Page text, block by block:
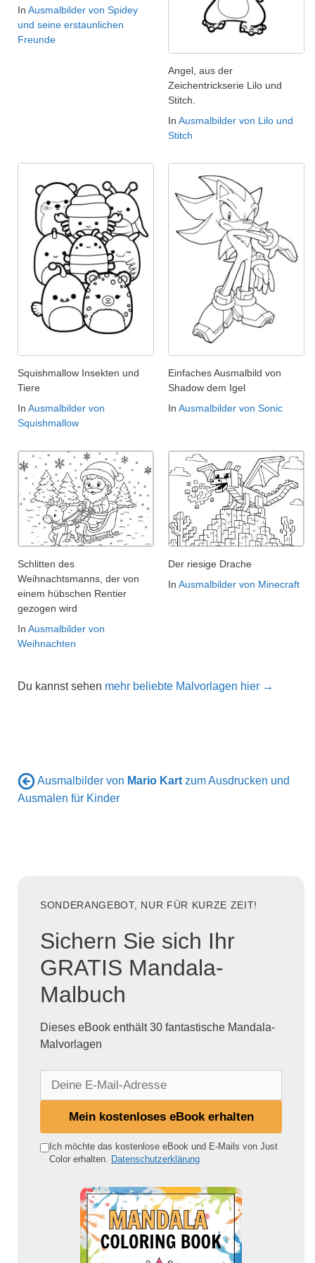
In Ausmalbilder von Spidey
und seine erstaunlichen
Freunde
Angel, aus der
Zeichentrickserie Lilo und
Stitch.
In Ausmalbilder von Lilo und
Stitch
Squishmallow Insekten und
Tiere
In Ausmalbilder von
Squishmallow
Einfaches Ausmalbild von
Shadow dem Igel
In Ausmalbilder von Sonic
Schlitten des
Weihnachtsmanns, der von
einem hübschen Rentier
gezogen wird
In Ausmalbilder von
Weihnachten
Der riesige Drache
In Ausmalbilder von Minecraft
Du kannst sehen mehr beliebte Malvorlagen hier →
Ausmalbilder von Mario Kart zum Ausdrucken und
Ausmalen für Kinder
SONDERANGEBOT, NUR FÜR KURZE ZEIT!
Sichern Sie sich Ihr
GRATIS Mandala-
Malbuch
Dieses eBook enthält 30 fantastische Mandala-
Malvorlagen
e
Mein kostenloses eBook erhalten
Ich möchte das kostenlose eBook und E-Mails von Just
Color erhalten. Datenschutzerklärung